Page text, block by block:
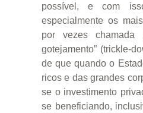
possível, e com
especialmente os
por vezes chamada
gotejamento” (trickle-
de que quando o
ricos e das grandes
se o investimento
se beneficiando,